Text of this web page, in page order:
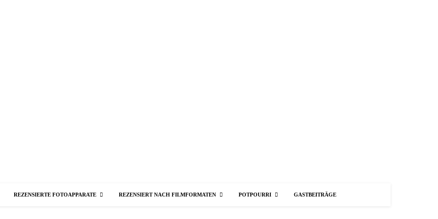
REZENSIERTE FOTOAPPARATE REZENSIERT NACH FILMFORMATEN POTPOURRI GASTBEITRÄGE